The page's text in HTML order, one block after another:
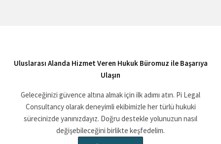
Uluslarası Alanda Hizmet Veren Hukuk Büromuz ile Başarıya
Ulaşın
Geleceğinizi güvence altına almak için ilk adımı atın. Pi Legal
Consultancy olarak deneyimli ekibimizle her türlü hukuki
sürecinizde yanınızdayız. Doğru destekle yolunuzun nasıl
değişebileceğini birlikte keşfedelim.